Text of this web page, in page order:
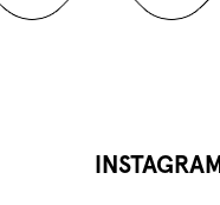
INSTAGRAM